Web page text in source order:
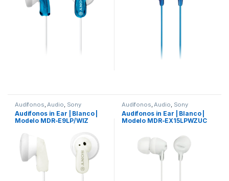
Audífonos Audio Sony
Audífonos in Ear | Blanco |
Modelo MDR-E9LP/WIZ
Audífonos Audio Sony
Audífonos in Ear | Blanco |
Modelo MDR-EX15LPWZUC